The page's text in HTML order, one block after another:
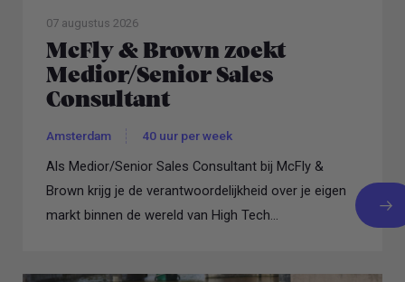
07 augustus 2026
McFly & Brown zoekt
Medior/Senior Sales
Consultant
Amsterdam 40 uur per week
Als Medior/Senior Sales Consultant bij McFly &
Brown krijg je de verantwoordelijkheid over je eigen
markt binnen de wereld van High Tech...